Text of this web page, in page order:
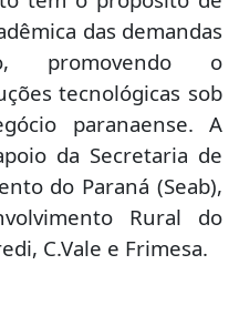
das demandas
promovendo o
tecnológicas sob
paranaense. A
da Secretaria de
do Paraná (Seab),
Rural do
C.Vale e Frimesa.